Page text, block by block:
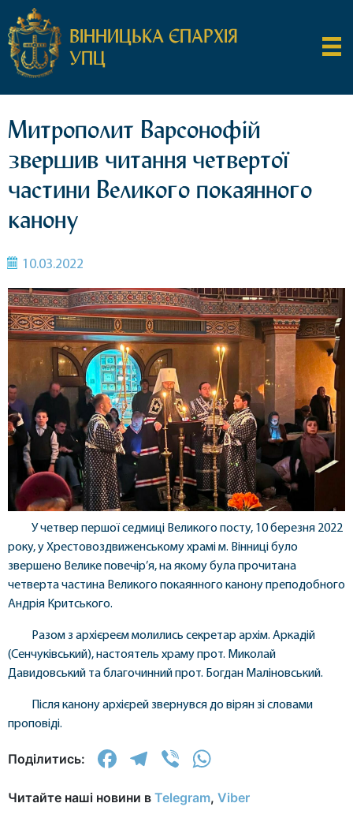
ВІННИЦЬКА ЄПАРХІЯ
УПЦ
Митрополит Варсонофій
звершив читання четвертої
частини Великого покаянного
канону
10.03.2022
У четвер першої седмиці Великого посту, 10 березня 2022
року, у Хрестовоздвиженському храмі м. Вінниці було
звершено Велике повечір’я, на якому була прочитана
четверта частина Великого покаянного канону преподобного
Андрія Критського.
Разом з архієреєм молились секретар архім. Аркадій
(Сенчуківський), настоятель храму прот. Миколай
Давидовський та благочинний прот. Богдан Маліновський.
Після канону архієрей звернувся до вірян зі словами
проповіді.
Поділитись: Facebook
Telegram
Viber
Читайте наші новини в Telegram, Viber